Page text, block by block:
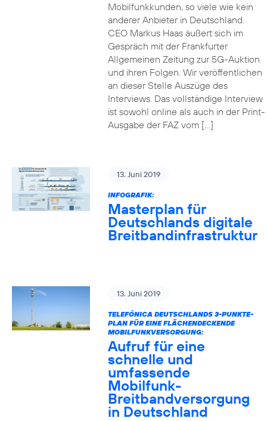
Mobilfunkkunden, so viele wie kein
anderer Anbieter in Deutschland.
CEO Markus Haas äußert sich im
Gespräch mit der Frankfurter
Allgemeinen Zeitung zur 5G-Auktion
und ihren Folgen. Wir veröffentlichen
an dieser Stelle Auszüge des
Interviews. Das vollständige Interview
ist sowohl online als auch in der Print-
Ausgabe der FAZ vom […]
13. Juni 2019
INFOGRAFIK:
Masterplan für
Deutschlands digitale
Breitbandinfrastruktur
13. Juni 2019
TELEFÓNICA DEUTSCHLANDS 3-PUNKTE-
PLAN FÜR EINE FLÄCHENDECKENDE
MOBILFUNKVERSORGUNG:
Aufruf für eine
schnelle und
umfassende
Mobilfunk-
Breitbandversorgung
in Deutschland